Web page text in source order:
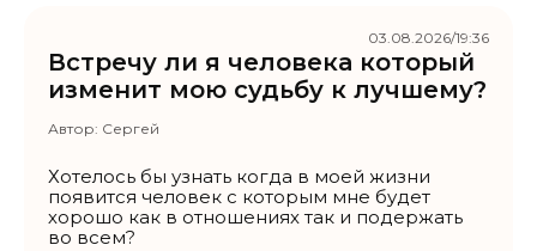
Встречу ли я человека который
изменит мою судьбу к лучшему?
Автор: Сергей
Хотелось бы узнать когда в моей жизни
появится человек с которым мне будет
хорошо как в отношениях так и подержать
во всем?
03.08.2026/19:36